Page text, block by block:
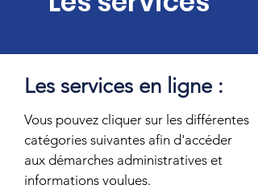
Les services en ligne :
Vous pouvez cliquer sur les différentes
catégories suivantes afin d'accéder
aux démarches administratives et
informations voulues.